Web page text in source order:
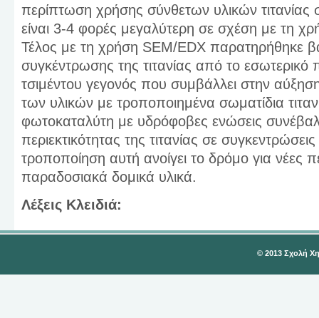
περίπτωση χρήσης σύνθετων υλικών
είναι 3-4 φορές μεγαλύτερη σε σχέση με τη
Τέλος με τη χρήση SEM/EDX παρατηρήθηκε
συγκέντρωσης της τιτανίας από το εσωτερικό
τσιμέντου γεγονός που συμβάλλει στην
των υλικών με τροποποιημένα σωματίδια
φωτοκαταλύτη με υδρόφοβες ενώσεις
περιεκτικότητας της τιτανίας σε
τροποποίηση αυτή ανοίγει το δρόμο για νέες
παραδοσιακά δομικά υλικά.
Λέξεις Κλειδιά:
© 2013 Σχολή